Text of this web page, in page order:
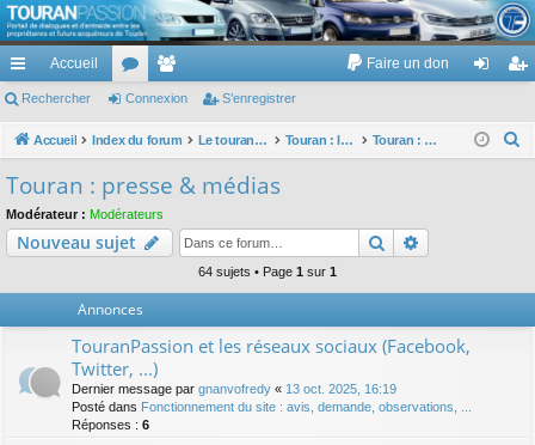
TouranPassion
Le forum des propriétaires ou futurs acquéreurs du Volkswagen Touran
cc
ès
pi
de
Accueil
or
u
e
m
Faire un don
ne nr
Rechercher Connexion S’enregistrer
Accueil Index du forum Le touran dans ses versions I (V1 V2 V3) et II ... Touran : les modèles, les prix, les achats, les options, ... Touran : presse & médias
c
Touran : presse & médias
Modérateur : Modérateurs
Nouveau sujet Rechercher
64 sujets • Page 1 sur 1
Annonces
TouranPassion et les réseaux sociaux (Facebook,
Twitter, ...)
Dernier message par gnanvofredy « 13 oct. 2025, 16:19
Posté dans Fonctionnement du site : avis, demande, observations, ...
Réponses : 6